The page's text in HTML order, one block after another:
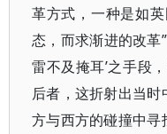
革方式，一种是如
态，而求渐进的改革
雷不及掩耳’之手段
后者，这折射出当
方与西方的碰撞中